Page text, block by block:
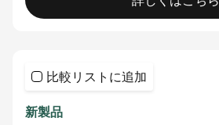
比較リストに追加
新製品